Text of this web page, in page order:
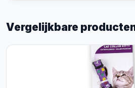
Vergelijkbare